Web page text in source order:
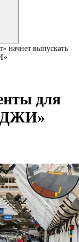
начнет выпускать
для